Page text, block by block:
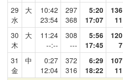
29
水
大
10:42
23:54
297
368
5:20
17:07
136
11
30
木
大
11:24
--:--
308
---
5:56
17:45
120
7
31
金
中
0:27
12:04
372
316
6:29
18:22
107
11